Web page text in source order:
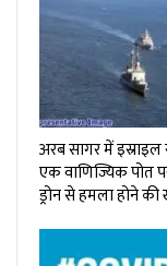
अरब सागर में
एक वाणिज्यिक पोत
ड्रोन से हमला होने